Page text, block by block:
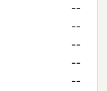
--
--
--
--
--